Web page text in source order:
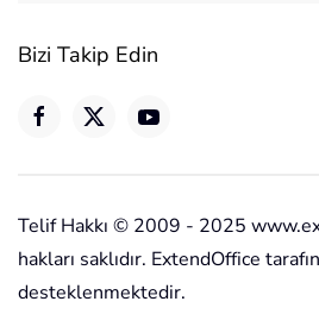
Bizi Takip Edin
Telif Hakkı © 2009 - 2025
hakları saklıdır. ExtendOffice
desteklenmektedir.